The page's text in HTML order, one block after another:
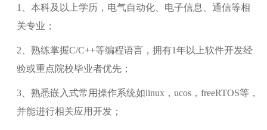
1、本科及以上学历，电气自动化、电子信息、通信等相
关专业；
2、熟练掌握C/C++等编程语言，拥有1年以上软件开发经
验或重点院校毕业者优先；
3、熟悉嵌入式常用操作系统如linux，ucos，freeRTOS等，
并能进行相关应用开发；